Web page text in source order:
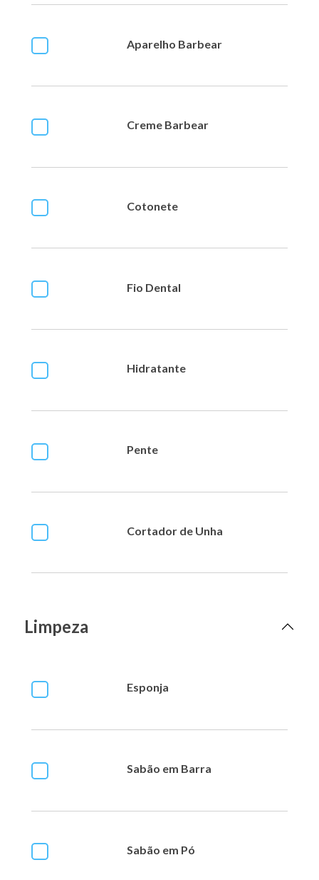
Aparelho Barbear
Creme Barbear
Cotonete
Fio Dental
Hidratante
Pente
Cortador de Unha
Limpeza
Esponja
Sabão em Barra
Sabão em Pó